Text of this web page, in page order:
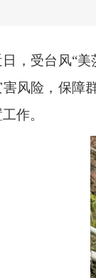
日，受台风“
害风险，保障
作。